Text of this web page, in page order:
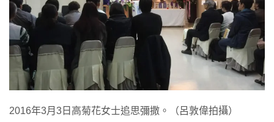
2016年3月3日高菊花女士追思彌撒。（呂敦偉拍攝）